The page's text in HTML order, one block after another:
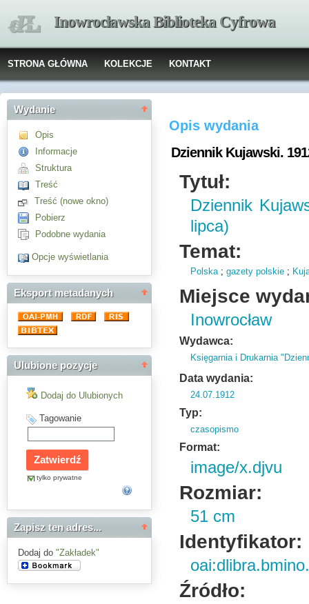
Inowrocławska Biblioteka Cyfrowa
STRONA GŁÓWNA KOLEKCJE KONTAKT
Wydanie
Opis
Informacje
Struktura
Treść
Treść (nowe okno)
Pobierz
Podobne wydania
Opcje wyświetlania
Eksport metadanych
Ulubione pozycje
Dodaj do Ulubionych
Tagowanie
tylko prywatne
Zapisz ten adres...
Dodaj do "Zakładek"
Opis wydania
Dziennik Kujawski.
Tytuł:
Dziennik
lipca)
Temat:
Polska;gazety polskie ;
Miejsce
Inowrocław
Wydawca:
Księgarnia i Drukarnia
Data wydania:
24.07.1912
Typ:
czasopismo
Format:
image/x.djvu
Rozmiar:
51 cm
Identyfikator:
Źródło: